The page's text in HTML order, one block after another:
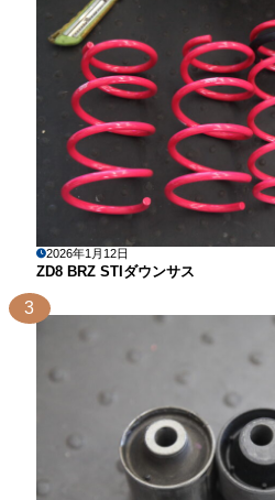
2026年1月12日
ZD8 BRZ STIダウンサス
3